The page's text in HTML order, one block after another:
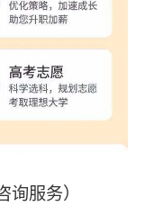
询服务）